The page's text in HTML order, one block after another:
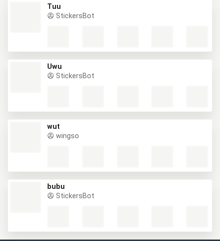
Tuu
StickersBot
Uwu
StickersBot
wut
wingso
bubu
StickersBot